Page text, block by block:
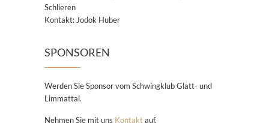
Schlieren
Kontakt: Jodok Huber
SPONSOREN
Werden Sie Sponsor vom Schwingklub Glatt- und
Limmattal.
Nehmen Sie mit uns Kontaktauf.